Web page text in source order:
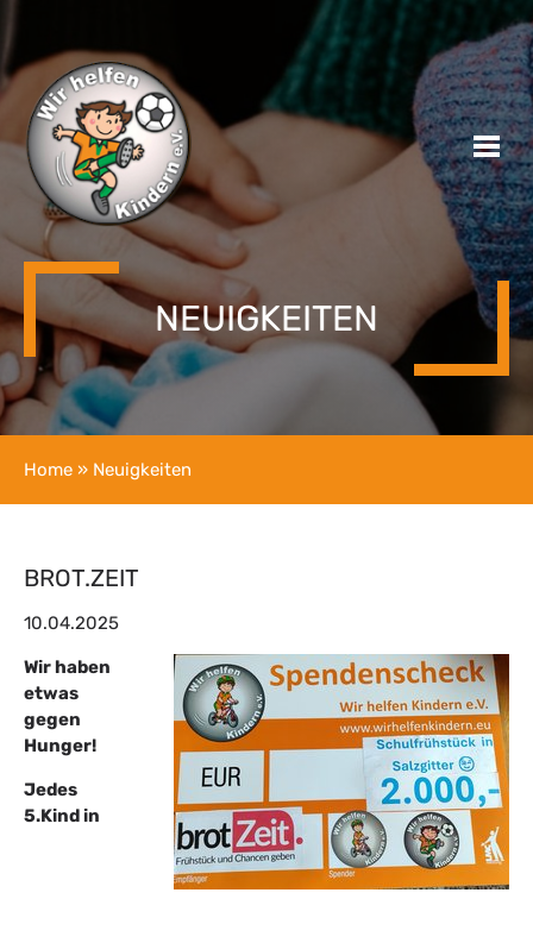
NEUIGKEITEN
Home » Neuigkeiten
BROT.ZEIT
10.04.2025
Wir haben
etwas
gegen
Hunger!
Jedes
5.Kind in